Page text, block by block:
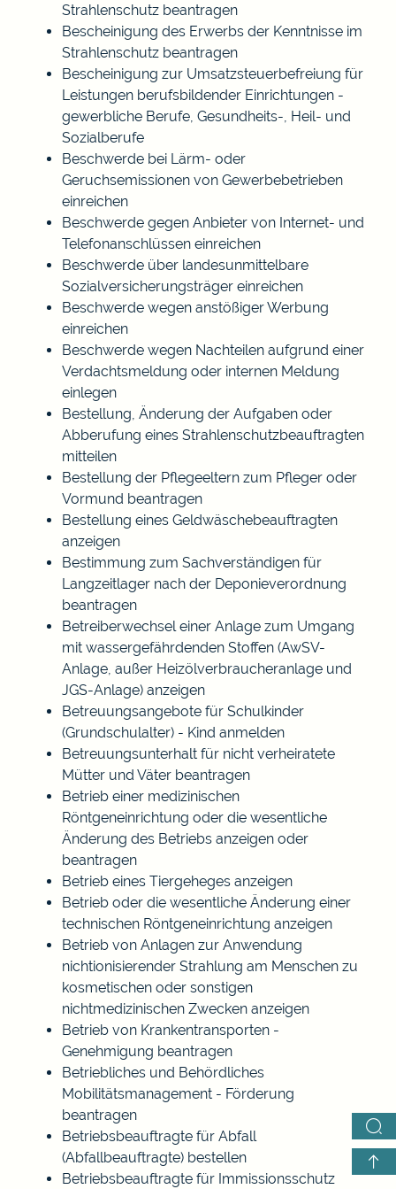
Strahlenschutz beantragen
Bescheinigung des Erwerbs der Kenntnisse im
Strahlenschutz beantragen
Bescheinigung zur Umsatzsteuerbefreiung für
Leistungen berufsbildender Einrichtungen -
gewerbliche Berufe, Gesundheits-, Heil- und
Sozialberufe
Beschwerde bei Lärm- oder
Geruchsemissionen von Gewerbebetrieben
einreichen
Beschwerde gegen Anbieter von Internet- und
Telefonanschlüssen einreichen
Beschwerde über landesunmittelbare
Sozialversicherungsträger einreichen
Beschwerde wegen anstößiger Werbung
einreichen
Beschwerde wegen Nachteilen aufgrund einer
Verdachtsmeldung oder internen Meldung
einlegen
Bestellung, Änderung der Aufgaben oder
Abberufung eines Strahlenschutzbeauftragten
mitteilen
Bestellung der Pflegeeltern zum Pfleger oder
Vormund beantragen
Bestellung eines Geldwäschebeauftragten
anzeigen
Bestimmung zum Sachverständigen für
Langzeitlager nach der Deponieverordnung
beantragen
Betreiberwechsel einer Anlage zum Umgang
mit wassergefährdenden Stoffen (AwSV-
Anlage, außer Heizölverbraucheranlage und
JGS-Anlage) anzeigen
Betreuungsangebote für Schulkinder
(Grundschulalter) - Kind anmelden
Betreuungsunterhalt für nicht verheiratete
Mütter und Väter beantragen
Betrieb einer medizinischen
Röntgeneinrichtung oder die wesentliche
Änderung des Betriebs anzeigen oder
beantragen
Betrieb eines Tiergeheges anzeigen
Betrieb oder die wesentliche Änderung einer
technischen Röntgeneinrichtung anzeigen
Betrieb von Anlagen zur Anwendung
nichtionisierender Strahlung am Menschen zu
kosmetischen oder sonstigen
nichtmedizinischen Zwecken anzeigen
Betrieb von Krankentransporten -
Genehmigung beantragen
Betriebliches und Behördliches
Mobilitätsmanagement - Förderung
beantragen
Betriebsbeauftragte für Abfall
(Abfallbeauftragte) bestellen
Betriebsbeauftragte für Immissionsschutz